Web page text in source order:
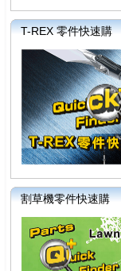
T-REX 零件快速購
割草機零件快速購